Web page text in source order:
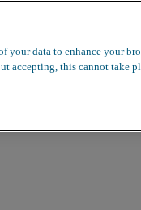
your data to enhance your
accepting, this cannot take